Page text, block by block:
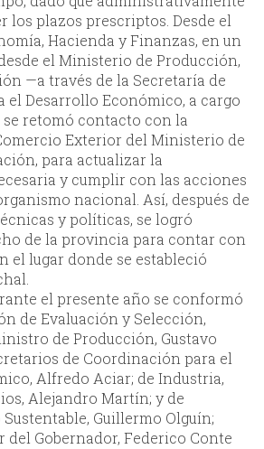
los plazos prescriptos. Desde el
Hacienda y Finanzas, en un
el Ministerio de Producción,
—a través de la Secretaría de
el Desarrollo Económico, a cargo
retomó contacto con la
Exterior del Ministerio de
para actualizar la
y cumplir con las acciones
nacional. Así, después de
y políticas, se logró
de la provincia para contar con
el lugar donde se estableció
el presente año se conformó
de Evaluación y Selección,
de Producción, Gustavo
de Coordinación para el
Alfredo Aciar; de Industria,
Alejandro Martín; y de
Guillermo Olguín;
del Gobernador, Federico Conte